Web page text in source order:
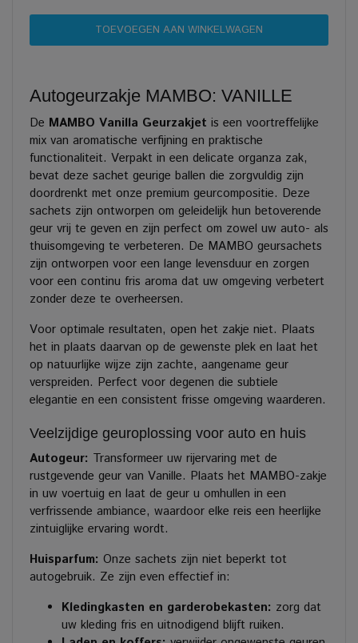
Autogeurzakje MAMBO: VANILLE
De MAMBO Vanilla Geurzakjet is een voortreffelijke
mix van aromatische verfijning en praktische
functionaliteit. Verpakt in een delicate organza zak,
bevat deze sachet geurige ballen die zorgvuldig zijn
doordrenkt met onze premium geurcompositie. Deze
sachets zijn ontworpen om geleidelijk hun betoverende
geur vrij te geven en zijn perfect om zowel uw auto- als
thuisomgeving te verbeteren. De MAMBO geursachets
zijn ontworpen voor een lange levensduur en zorgen
voor een continu fris aroma dat uw omgeving verbetert
zonder deze te overheersen.
Voor optimale resultaten, open het zakje niet. Plaats
het in plaats daarvan op de gewenste plek en laat het
op natuurlijke wijze zijn zachte, aangename geur
verspreiden. Perfect voor degenen die subtiele
elegantie en een consistent frisse omgeving waarderen.
Veelzijdige geuroplossing voor auto en huis
Autogeur: Transformeer uw rijervaring met de
rustgevende geur van Vanille. Plaats het MAMBO-zakje
in uw voertuig en laat de geur u omhullen in een
verfrissende ambiance, waardoor elke reis een heerlijke
zintuiglijke ervaring wordt.
Huisparfum: Onze sachets zijn niet beperkt tot
autogebruik. Ze zijn even effectief in:
Kledingkasten en garderobekasten: zorg dat
uw kleding fris en uitnodigend blijft ruiken.